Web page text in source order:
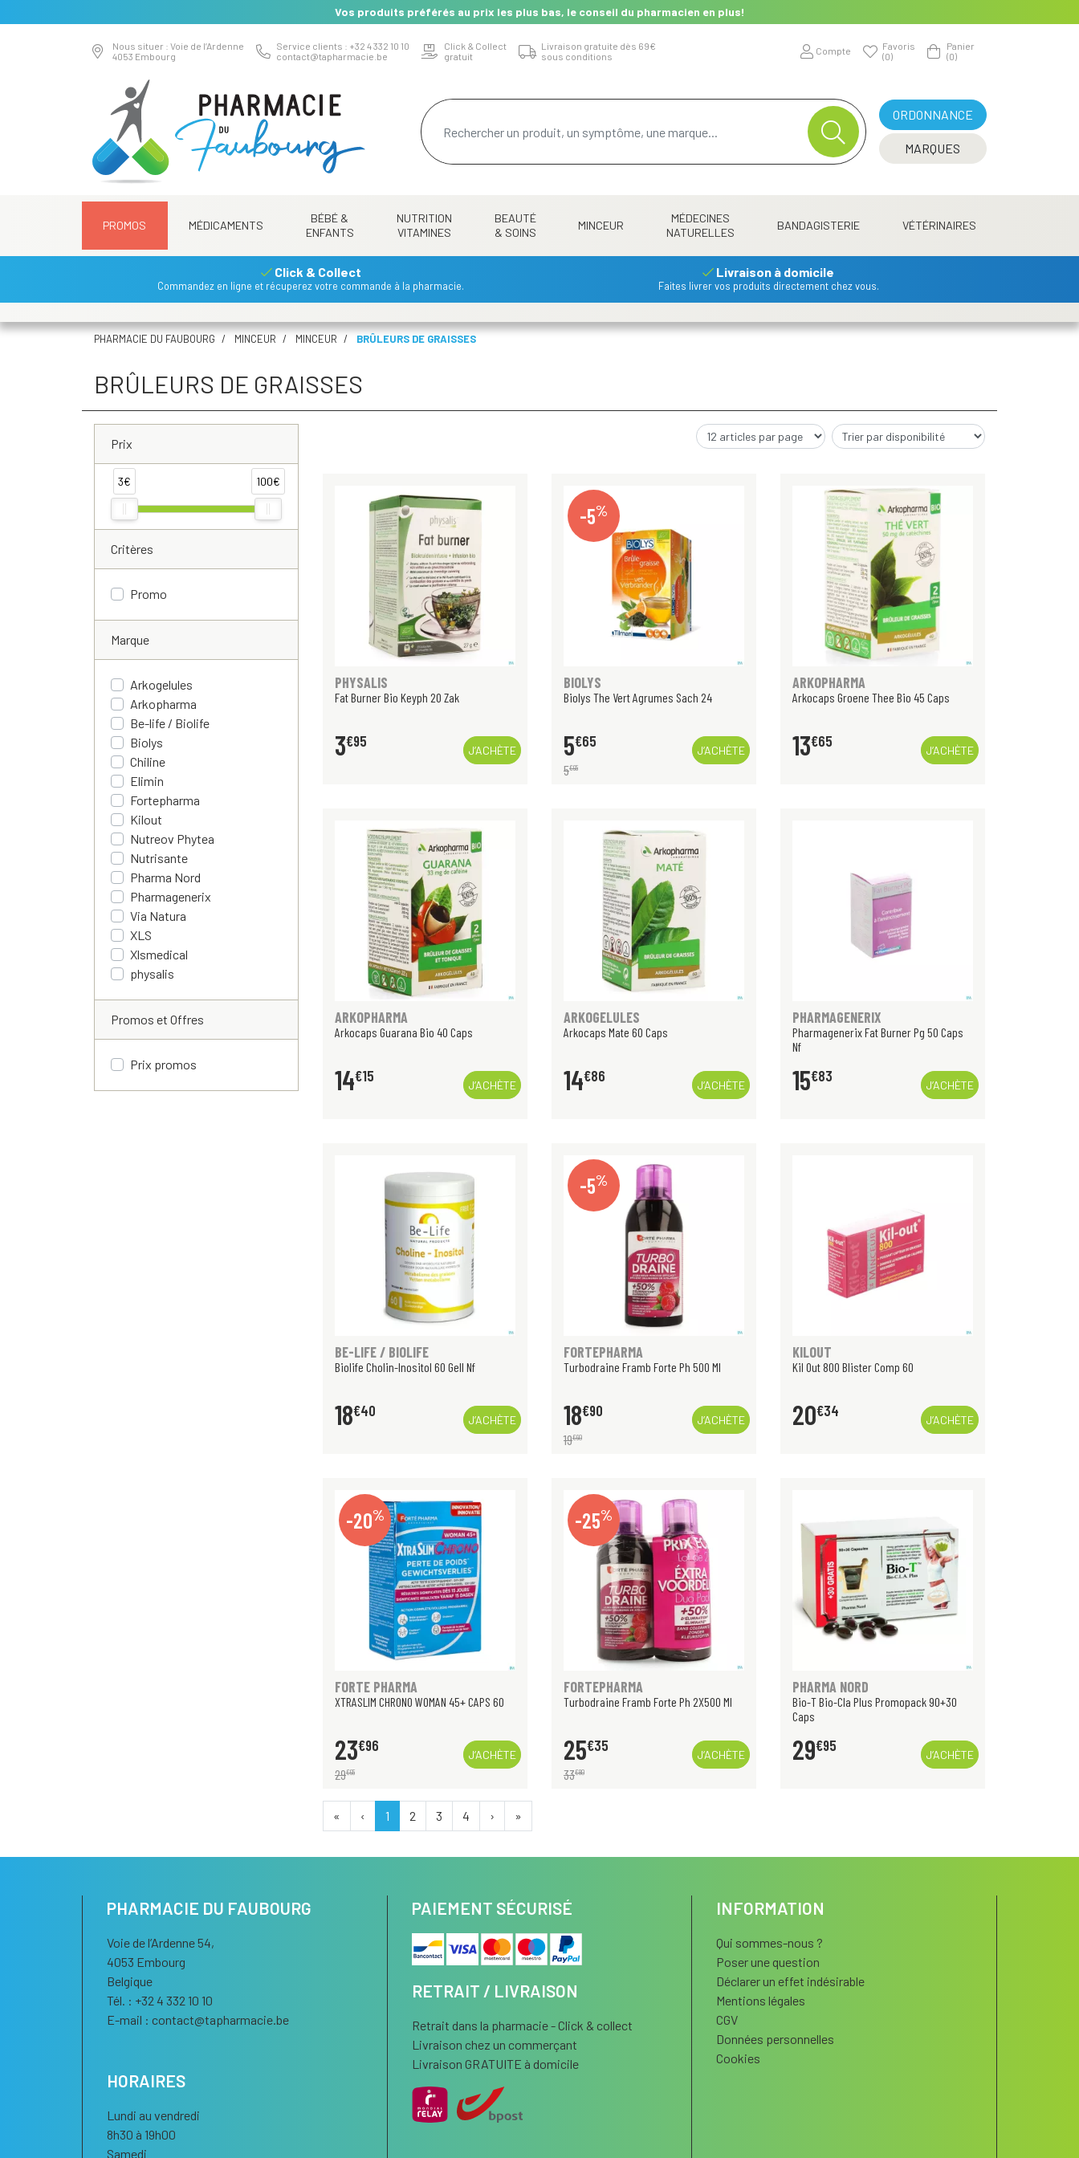
Vos produits préférés au prix les plus bas, le conseil du pharmacien en plus!
Nous situer : Voie de l’Ardenne
4053 Embourg
Service clients : +32 4 332 10 10
contact@tapharmacie.be
Click & Collect
gratuit
Livraison gratuite dès 69€
sous conditions
Compte
Favoris
(0)
Panier
(0)
ORDONNANCE
MARQUES
PROMOS MÉDICAMENTS
BÉBÉ &
ENFANTS
NUTRITION
VITAMINES
BEAUTÉ
& SOINS
MINCEUR
MÉDECINES
NATURELLES
BANDAGISTERIE VÉTÉRINAIRES
Click & Collect
Commandez en ligne et récuperez votre commande à la pharmacie.
Livraison à domicile
Faites livrer vos produits directement chez vous.
PHARMACIE DU FAUBOURG MINCEUR MINCEUR BRÛLEURS DE GRAISSES
BRÛLEURS DE GRAISSES
Prix
3€ 100€
Critères
Promo
Marque
Arkogelules
Arkopharma
Be-life / Biolife
Biolys
Chiline
Elimin
Fortepharma
Kilout
Nutreov Phytea
Nutrisante
Pharma Nord
Pharmagenerix
Via Natura
XLS
Xlsmedical
physalis
Promos et Offres
Prix promos
PHYSALIS
Fat Burner Bio Keyph 20 Zak
3€95
J’ACHÈTE
-5%
BIOLYS
Biolys The Vert Agrumes Sach 24
5€65
5€95
J’ACHÈTE
ARKOPHARMA
Arkocaps Groene Thee Bio 45 Caps
13€65
J’ACHÈTE
ARKOPHARMA
Arkocaps Guarana Bio 40 Caps
14€15
J’ACHÈTE
ARKOGELULES
Arkocaps Mate 60 Caps
14€86
J’ACHÈTE
PHARMAGENERIX
Pharmagenerix Fat Burner Pg 50 Caps
Nf
15€83
J’ACHÈTE
BE-LIFE / BIOLIFE
Biolife Cholin-Inositol 60 Gell Nf
18€40
J’ACHÈTE
-5%
FORTEPHARMA
Turbodraine Framb Forte Ph 500 Ml
18€90
19€90
J’ACHÈTE
KILOUT
Kil Out 800 Blister Comp 60
20€34
J’ACHÈTE
-20%
FORTE PHARMA
XTRASLIM CHRONO WOMAN 45+ CAPS 60
23€96
29€95
J’ACHÈTE
-25%
FORTEPHARMA
Turbodraine Framb Forte Ph 2X500 Ml
25€35
33€80
J’ACHÈTE
PHARMA NORD
Bio-T Bio-Cla Plus Promopack 90+30
Caps
29€95
J’ACHÈTE
« ‹ 1 2 3 4 › »
PHARMACIE DU FAUBOURG
Voie de l’Ardenne 54,
4053 Embourg
Belgique
Tél. : +32 4 332 10 10
E-mail : contact@tapharmacie.be
HORAIRES
Lundi au vendredi
8h30 à 19h00
Samedi
PAIEMENT SÉCURISÉ
RETRAIT / LIVRAISON
Retrait dans la pharmacie - Click & collect
Livraison chez un commerçant
Livraison GRATUITE à domicile
INFORMATION
Qui sommes-nous ?
Poser une question
Déclarer un effet indésirable
Mentions légales
CGV
Données personnelles
Cookies